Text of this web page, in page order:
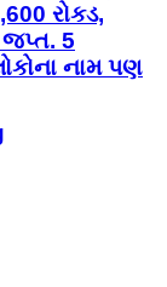
રોકડ,
જપ્ત. 5
નામ પણ